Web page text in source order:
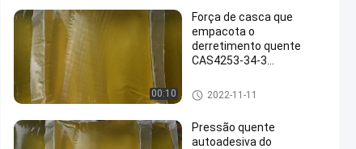
00:10
Força de casca que
empacota o
derretimento quente
CAS4253-34-3
etiqueta
Esparadrapo quente de empac
otamento do derretimento
2022-11-11
Pressão quente
autoadesiva do